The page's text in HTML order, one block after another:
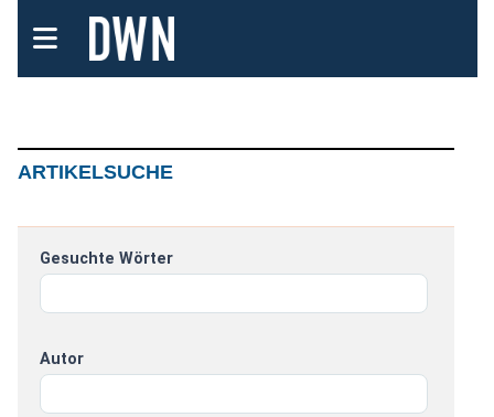
ARTIKELSUCHE
Gesuchte Wörter
Autor